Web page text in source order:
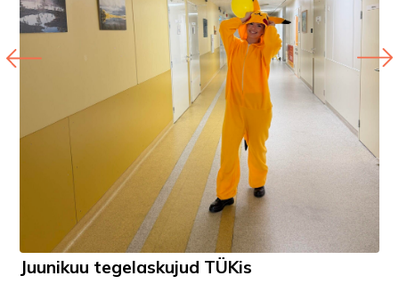
Juunikuu tegelaskujud TÜKis